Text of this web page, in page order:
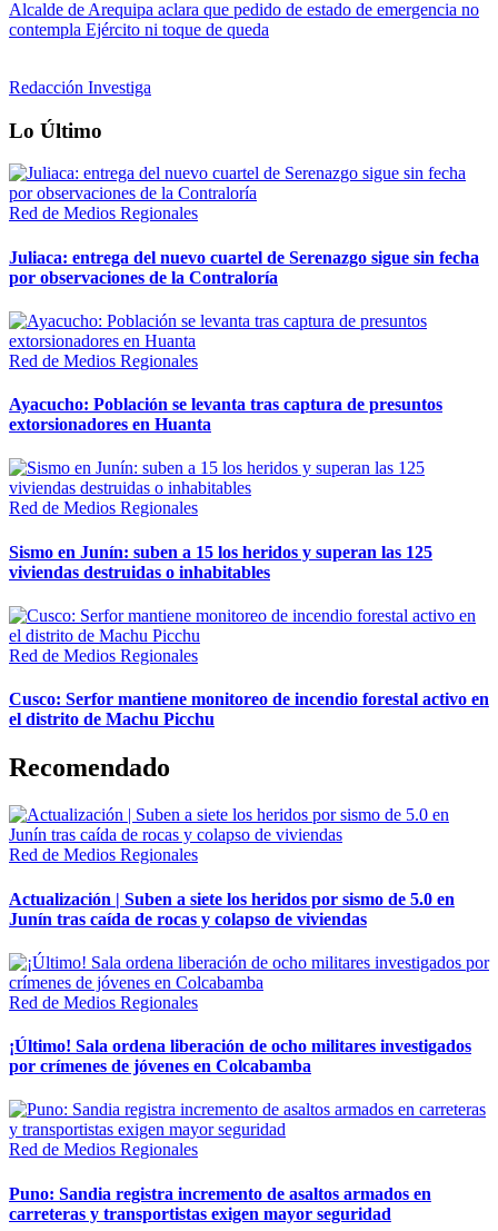
Alcalde de Arequipa aclara que pedido de estado de emergencia no
contempla Ejército ni toque de queda
Redacción Investiga
Lo Último
Red de Medios Regionales
Juliaca: entrega del nuevo cuartel de Serenazgo sigue sin fecha
por observaciones de la Contraloría
Red de Medios Regionales
Ayacucho: Población se levanta tras captura de presuntos
extorsionadores en Huanta
Red de Medios Regionales
Sismo en Junín: suben a 15 los heridos y superan las 125
viviendas destruidas o inhabitables
Red de Medios Regionales
Cusco: Serfor mantiene monitoreo de incendio forestal activo en
el distrito de Machu Picchu
Recomendado
Red de Medios Regionales
Actualización | Suben a siete los heridos por sismo de 5.0 en
Junín tras caída de rocas y colapso de viviendas
Red de Medios Regionales
¡Último! Sala ordena liberación de ocho militares investigados
por crímenes de jóvenes en Colcabamba
Red de Medios Regionales
Puno: Sandia registra incremento de asaltos armados en
carreteras y transportistas exigen mayor seguridad